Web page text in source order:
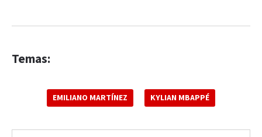
Temas:
EMILIANO MARTÍNEZ KYLIAN MBAPPÉ